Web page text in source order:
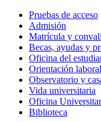
Pruebas de acceso
Admisión
Matrícula y
Becas, ayudas y
Oficina del
Orientación
Observatorio y
Vida universitaria
Oficina
Biblioteca